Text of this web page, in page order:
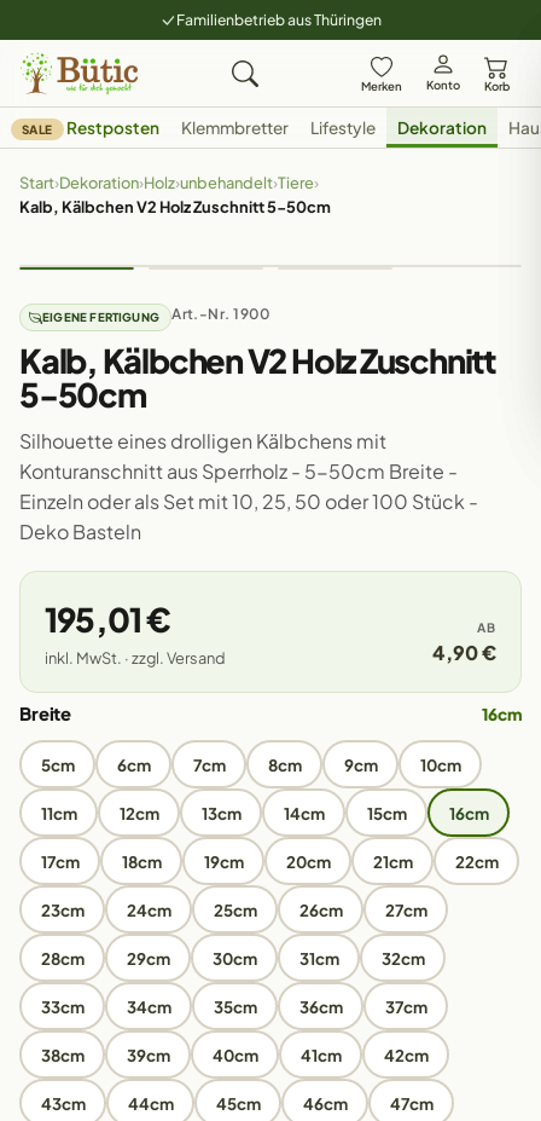
Familienbetrieb aus Thüringen
Merken Konto Korb
SALE Restposten Klemmbretter Lifestyle Dekoration
Start›Dekoration›Holz›unbehandelt›Tiere›
Kalb, Kälbchen V2 Holz Zuschnitt 5-50cm
EIGENE FERTIGUNG Art.-Nr. 1900
Kalb, Kälbchen V2 Holz Zuschnitt
5-50cm
Silhouette eines drolligen Kälbchens mit
Konturanschnitt aus Sperrholz - 5-50cm Breite -
Einzeln oder als Set mit 10, 25, 50 oder 100 Stück -
Deko Basteln
195,01 €
inkl. MwSt. · zzgl. Versand
AB
4,90 €
Breite 16cm
5cm 6cm 7cm 8cm 9cm 10cm
11cm 12cm 13cm 14cm 15cm 16cm
17cm 18cm 19cm 20cm 21cm 22cm
23cm 24cm 25cm 26cm 27cm
28cm 29cm 30cm 31cm 32cm
33cm 34cm 35cm 36cm 37cm
38cm 39cm 40cm 41cm 42cm
43cm 44cm 45cm 46cm 47cm